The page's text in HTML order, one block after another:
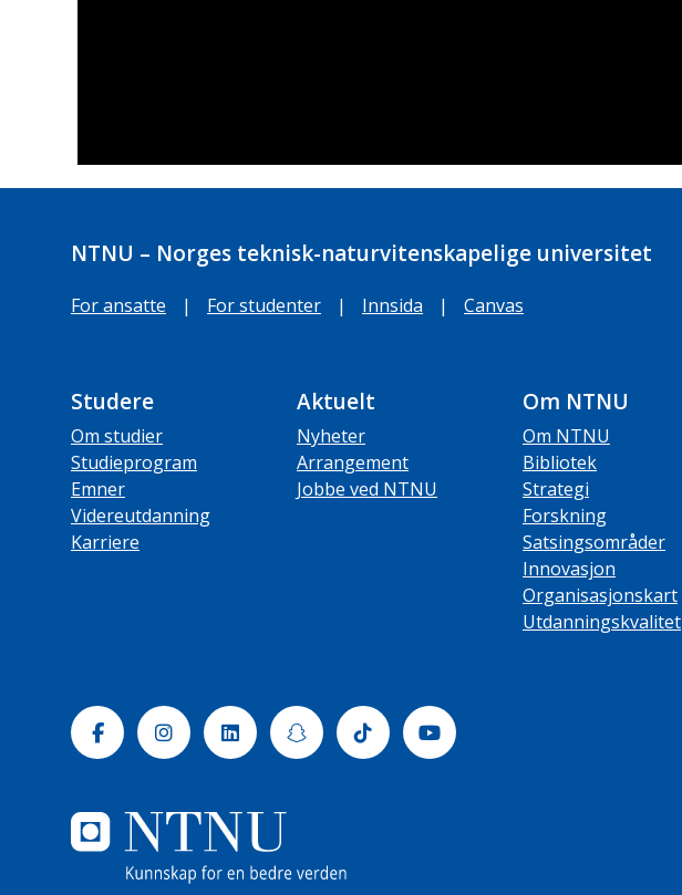
NTNU – Norges teknisk-naturvitenskapelige universitet
For ansatte | For studenter | Innsida | Canvas
Studere
Om studier
Studieprogram
Emner
Videreutdanning
Karriere
Aktuelt
Nyheter
Arrangement
Jobbe ved NTNU
Om NTNU
Om NTNU
Bibliotek
Strategi
Forskning
Satsingsområder
Innovasjon
Organisasjonskart
Utdanningskvalitet
FacebookInstagramLinkedinSnapchatTiktok Youtube